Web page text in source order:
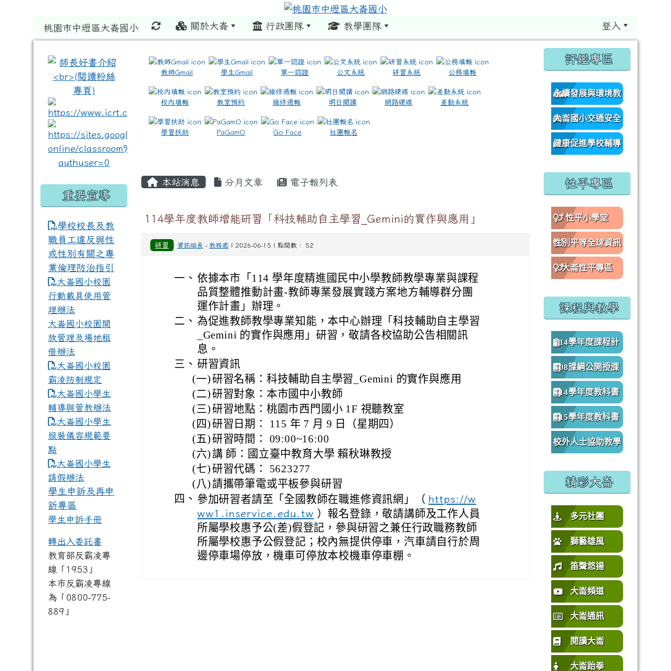
桃園市中壢區大崙國小 關於大崙 行政團隊 教學團隊 登入
教師Gmail 學生Gmail 單一認證 公文系統 研習系統 公務填報
校內填報 教室預約 維修通報 明日閱讀 網路硬碟 差勤系統
學習扶助 PaGamO Go Face 社團報名
本站消息 分月文章 電子報列表
114學年度教師增能研習「科技輔助自主學習_Gemini的實作與應用」
研習 資訊組長 - 教務處 | 2026-06-15 | 點閱數： 52
一、 依據本市「114 學年度精進國民中小學教師教學專業與課程
品質整體推動計畫-教師專業發展實踐方案地方輔導群分團
運作計畫」辦理。
二、 為促進教師教學專業知能，本中心辦理「科技輔助自主學習
_Gemini 的實作與應用」研習，敬請各校協助公告相關訊
息。
三、 研習資訊
(一)研習名稱：科技輔助自主學習_Gemini 的實作與應用
(二)研習對象：本市國中小教師
(三)研習地點：桃園市西門國小 1F 視聽教室
(四)研習日期： 115 年 7 月 9 日（星期四）
(五)研習時間： 09:00~16:00
(六)講 師：國立臺中教育大學 賴秋琳教授
(七)研習代碼： 5623277
(八) 請攜帶筆電或平板參與研習
四、 參加研習者請至「全國教師在職進修資訊網」（ https://w
ww1.inservice.edu.tw ）報名登錄，敬請講師及工作人員
所屬學校惠予公(差)假登記，參與研習之兼任行政職務教師
所屬學校惠予公假登記；校內無提供停車，汽車請自行於周
邊停車場停放，機車可停放本校機車停車棚。
link to https://www.icrt.com.tw/ \ title=https://www.icrt.com.tw/
link to https://sites.google.com/m2.dles.tyc.edu.tw/learning-online/classroom%E9%80%A3%E7%B5%90?authuser=0 \
重要宣導
學校校長及教
職員工違反與性
或性別有關之專
業倫理防治指引
大崙國小校園
行動載具使用管
理辦法
大崙國小校園開
放管理及場地租
借辦法
大崙國小校園
霸凌防制規定
大崙國小學生
輔導與管教辦法
大崙國小學生
服裝儀容規範要
點
link to https://www.dles.tyc.edu.tw/uploads/tad_blocks/file/
大崙國小學生
請假辦法
學生申訴及再申
訴專區
學生申訴手冊
轉出入委託書
教育部反霸凌專
線「1953」
本市反霸凌專線
為「0800-775-
889」
:::
評鑑專區
永續發展與環境教
育資源網
大崙國小交通安全
網
健康促進學校輔導
性平專區
性平小學堂
性別平等全球資訊
網
大崙性平專區
課程與教學
114學年度課程計
畫
108課綱公開授課
專區
114學年度教科書
版本
115學年度教科書
版本
校外人士協助教學
精彩大崙
多元社團
獅藝雄風
笛聲悠揚
大崙頻道
大崙通訊
閱讀大崙
大崙跆拳